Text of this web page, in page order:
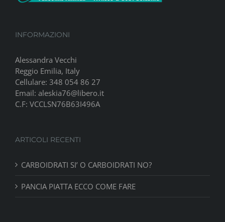
INFORMAZIONI
Alessandra Vecchi
Reggio Emilia, Italy
Cellulare: 348 054 86 27
Email: aleskia76@libero.it
C.F: VCCLSN76B63I496A
ARTICOLI RECENTI
CARBOIDRATI SI’ O CARBOIDRATI NO?
PANCIA PIATTA ECCO COME FARE